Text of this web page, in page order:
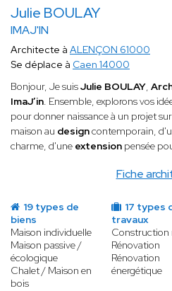
Julie BOULAY
IMAJ'IN
Fiche
Architecte à ALENÇON 61000
Se déplace à Caen 14000
Bonjour, Je suisJulie BOULAY,
ImaJ’in. Ensemble, explorons vos
pour donner naissance à un projet
maison au designcontemporain,
charme, d'une extension pensée
19 types de
biens
Maison individuelle
Maison passive /
écologique
Chalet / Maison en
bois
17 types
travaux
Construction
Rénovation
Rénovation
énergétique